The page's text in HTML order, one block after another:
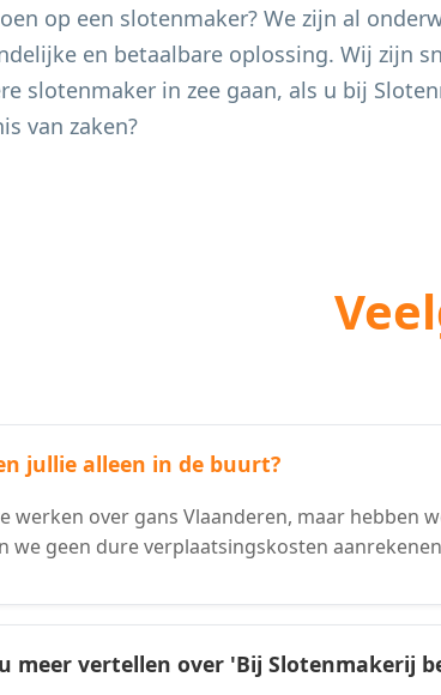
op een slotenmaker? We zijn al
en betaalbare oplossing. Wij zijn
slotenmaker in zee gaan, als u bij
van zaken?
jullie alleen in de buurt?
werken over gans Vlaanderen, maar hebben
we geen dure verplaatsingskosten
meer vertellen over 'Bij Slotenmakerij